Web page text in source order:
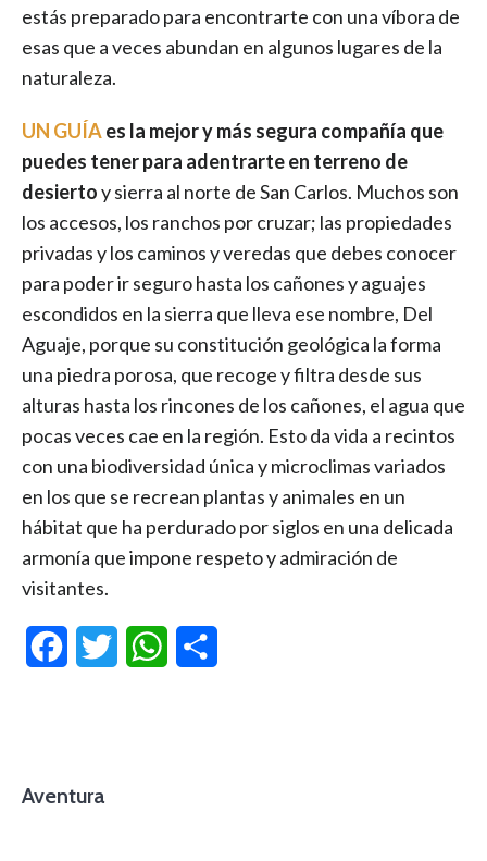
estás preparado para encontrarte con una víbora de
esas que a veces abundan en algunos lugares de la
naturaleza.
UN GUÍAes la mejor y más segura compañía que
puedes tener para adentrarte en terreno de
desiertoy sierra al norte de San Carlos. Muchos son
los accesos, los ranchos por cruzar; las propiedades
privadas y los caminos y veredas que debes conocer
para poder ir seguro hasta los cañones y aguajes
escondidos en la sierra que lleva ese nombre, Del
Aguaje, porque su constitución geológica la forma
una piedra porosa, que recoge y filtra desde sus
alturas hasta los rincones de los cañones, el agua que
pocas veces cae en la región. Esto da vida a recintos
con una biodiversidad única y microclimas variados
en los que se recrean plantas y animales en un
hábitat que ha perdurado por siglos en una delicada
armonía que impone respeto y admiración de
visitantes.
FacebookTwitter WhatsApp
Aventura